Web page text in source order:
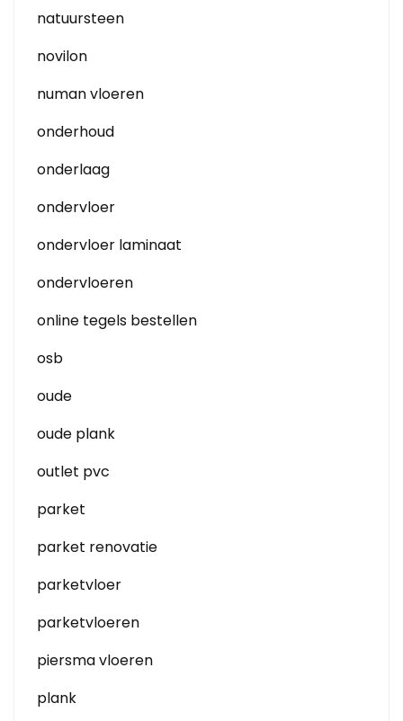
natuursteen
novilon
numan vloeren
onderhoud
onderlaag
ondervloer
ondervloer laminaat
ondervloeren
online tegels bestellen
osb
oude
oude plank
outlet pvc
parket
parket renovatie
parketvloer
parketvloeren
piersma vloeren
plank